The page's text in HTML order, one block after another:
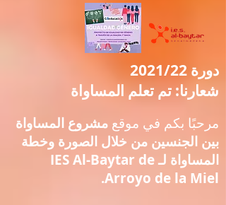
دورة 2021/22
شعارنا: تم تعلم المساواة
مرحبًا بكم في موقع مشروع المساواة
بين الجنسين من خلال الصورة وخطة
المساواة لـ IES Al-Baytar de
Arroyo de la Miel.